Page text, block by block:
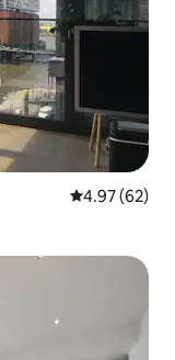
Calificación
4.97 (62)